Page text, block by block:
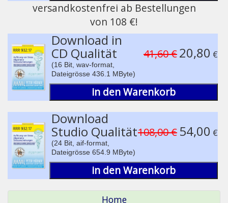
versandkostenfrei ab Bestellungen
von 108 €!
Download in
CD Qualität
(16 Bit, wav-format,
Dateigrösse 436.1 MByte)
41,60 €20,80 €
in den Warenkorb
Download
Studio Qualität
(24 Bit, aif-format,
Dateigrösse 654.9 MByte)
108,00 € 54,00 €
in den Warenkorb
Home